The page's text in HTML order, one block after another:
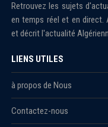
Retrouvez les sujets
en temps réel et en direct.
et décrit l'actualité
LIENS UTILES
à propos de Nous
Contactez-nous